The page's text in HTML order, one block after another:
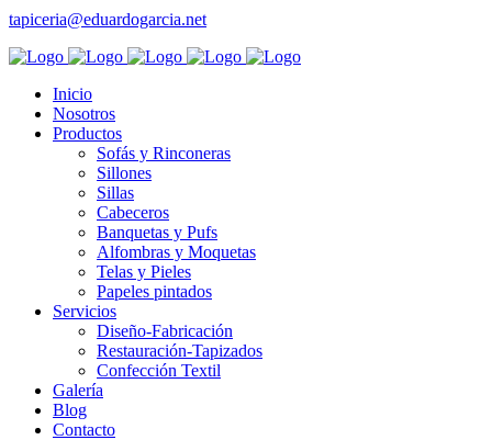
tapiceria@eduardogarcia.net
Inicio
Nosotros
Productos
Sofás y Rinconeras
Sillones
Sillas
Cabeceros
Banquetas y Pufs
Alfombras y Moquetas
Telas y Pieles
Papeles pintados
Servicios
Diseño-Fabricación
Restauración-Tapizados
Confección Textil
Galería
Blog
Contacto